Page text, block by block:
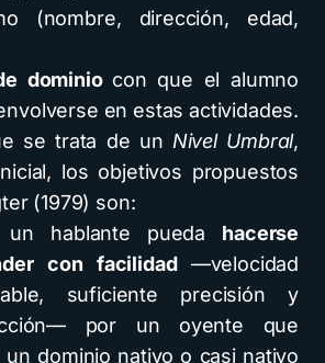
(nombre, dirección, edad,
dominio con que el alumno
en estas actividades.
se trata de un Nivel Umbral,
los objetivos propuestos
(1979) son:
un hablante pueda hacerse
con facilidad —velocidad
suficiente precisión y
por un oyente que
un dominio nativo o casi nativo